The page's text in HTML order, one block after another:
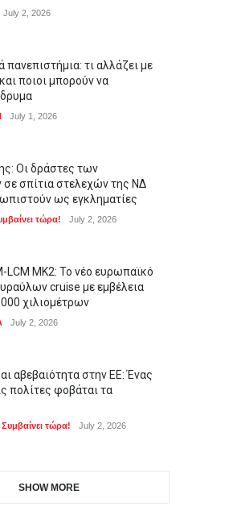
July 2, 2026
πανεπιστήμια: τι αλλάζει με
ποιοι μπορούν να
July 1, 2026
Οι δράστες των
σε σπίτια στελεχών της ΝΔ
ως εγκληματίες
τώρα! July 2, 2026
LCM MK2: Το νέο ευρωπαϊκό
cruise με εμβέλεια
χιλιομέτρων
July 2, 2026
αβεβαιότητα στην ΕΕ: Ένας
πολίτες φοβάται τα
Συμβαίνει τώρα! July 2, 2026
SHOW MORE